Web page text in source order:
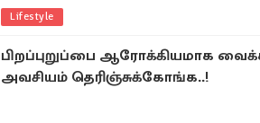
Lifestyle
பிறப்புறுப்பை ஆரோக்கியமாக
அவசியம் தெரிஞ்சுக்கோங்க..!